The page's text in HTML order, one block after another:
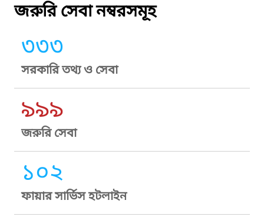
জরুরি সেবা নম্বরসমূহ
৩৩৩
সরকারি তথ্য ও সেবা
৯৯৯
জরুরি সেবা
১০২
ফায়ার সার্ভিস হটলাইন